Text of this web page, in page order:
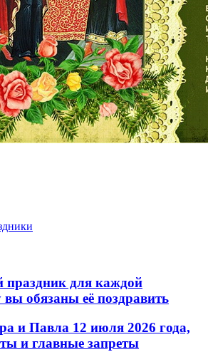
праздник для каждой
обязаны её поздравить
и Павла 12 июля 2026 года,
и главные запреты